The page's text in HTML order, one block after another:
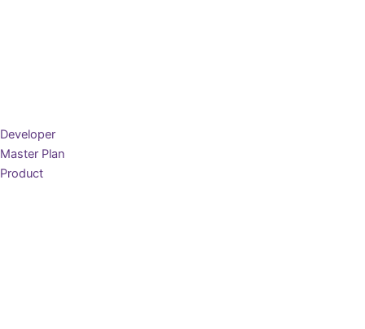
Developer
Master Plan
Product